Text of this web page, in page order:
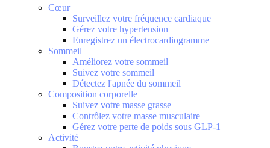
Cœur
Surveillez votre fréquence cardiaque
Gérez votre hypertension
Enregistrez un électrocardiogramme
Sommeil
Améliorez votre sommeil
Suivez votre sommeil
Détectez l'apnée du sommeil
Composition corporelle
Suivez votre masse grasse
Contrôlez votre masse musculaire
Gérez votre perte de poids sous GLP-1
Activité